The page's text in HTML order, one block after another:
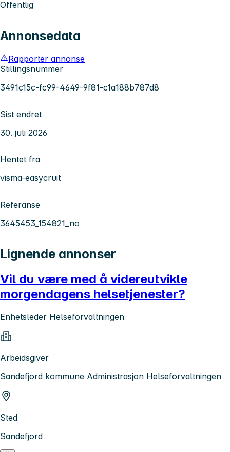
Offentlig
Annonsedata
Rapporter annonse
Stillingsnummer
3491c15c-fc99-4649-9f81-c1a188b787d8
Sist endret
30. juli 2026
Hentet fra
visma-easycruit
Referanse
3645453_154821_no
Lignende annonser
Vil du være med å videreutvikle
morgendagens helsetjenester?
Enhetsleder Helseforvaltningen
Arbeidsgiver
Sandefjord kommune Administrasjon Helseforvaltningen
Sted
Sandefjord